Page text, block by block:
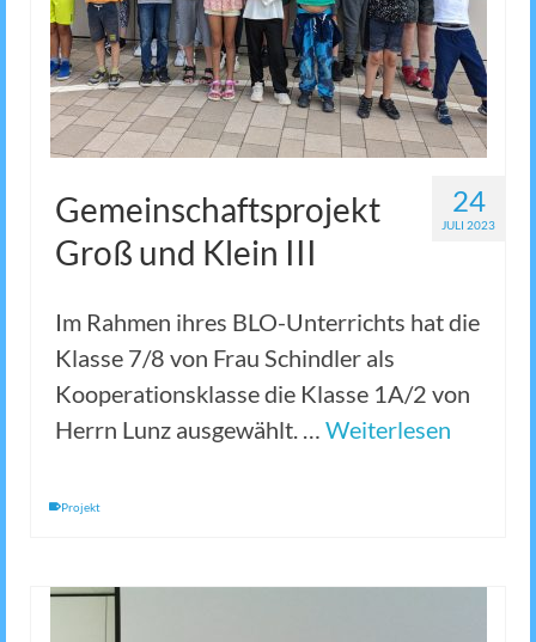
24
JULI 2023
Gemeinschaftsprojekt
Groß und Klein III
Im Rahmen ihres BLO-Unterrichts hat die
Klasse 7/8 von Frau Schindler als
Kooperationsklasse die Klasse 1A/2 von
Herrn Lunz ausgewählt. … Weiterlesen
Projekt